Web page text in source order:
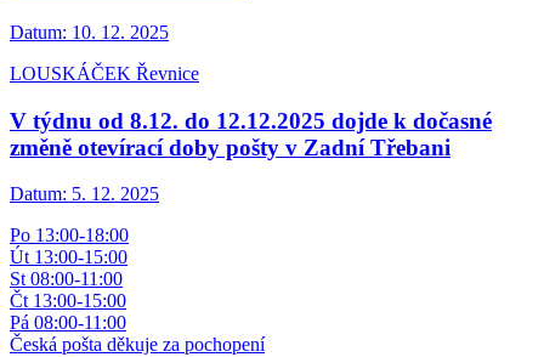
Datum: 10. 12. 2025
LOUSKÁČEK Řevnice
V týdnu od 8.12. do 12.12.2025 dojde k dočasné
změně otevírací doby pošty v Zadní Třebani
Datum: 5. 12. 2025
Po 13:00-18:00
Út 13:00-15:00
St 08:00-11:00
Čt 13:00-15:00
Pá 08:00-11:00
Česká pošta děkuje za pochopení